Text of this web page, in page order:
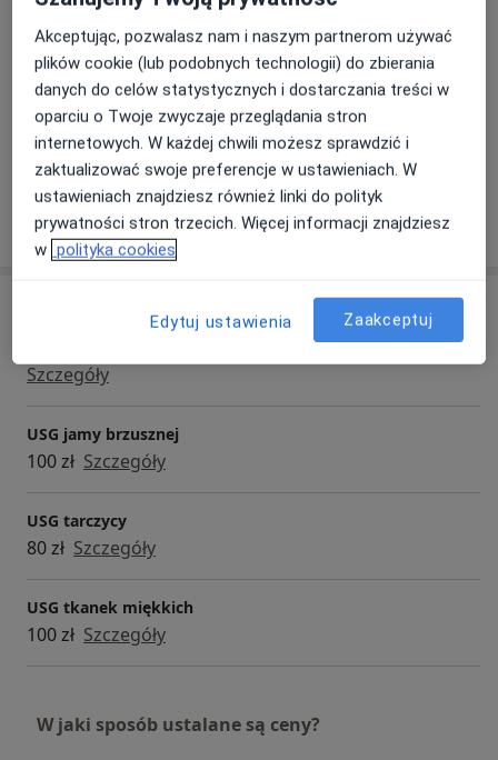
Wykonuję badania: USG jamy brzusznej u dorosłych i
dzieci powyżej 3 roku życia, USG tarczycy, USG szyi
oraz węzłów chłonnych, USG doppler tętnic i żył.
Przyjmuje w Otimedica Sp.z o.o. ul. Nowa 54, 62-080
Tarnowo Podgórne
Zakres porad
Radiologia i diagnostyka obrazowa
Główne obszary pomocy
Bóle brzucha Rak tarczycy
Guzy tarczycy
Choroby tarczycy
Ból szyi
Pokaż więcejo doświadczeniu
Szczegóły
USG jamy brzusznej
100 zł Szczegóły
USG tarczycy
80 zł Szczegóły
USG tkanek miękkich
100 zł Szczegóły
W jaki sposób ustalane są ceny?
Akceptując, pozwalasz nam i naszym partnerom używać
plików cookie (lub podobnych technologii) do zbierania
danych do celów statystycznych i dostarczania treści w
oparciu o Twoje zwyczaje przeglądania stron
internetowych. W każdej chwili możesz sprawdzić i
zaktualizować swoje preferencje w ustawieniach. W
ustawieniach znajdziesz również linki do polityk
prywatności stron trzecich. Więcej informacji znajdziesz
w polityka cookies
Edytuj ustawienia Zaakceptuj